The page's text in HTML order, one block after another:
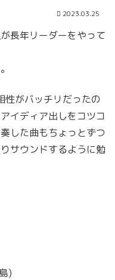
2023.03.25
長年リーダーをやって
性がバッチリだったの
イディア出しをコツコ
した曲もちょっとずつ
サウンドするように勉
)